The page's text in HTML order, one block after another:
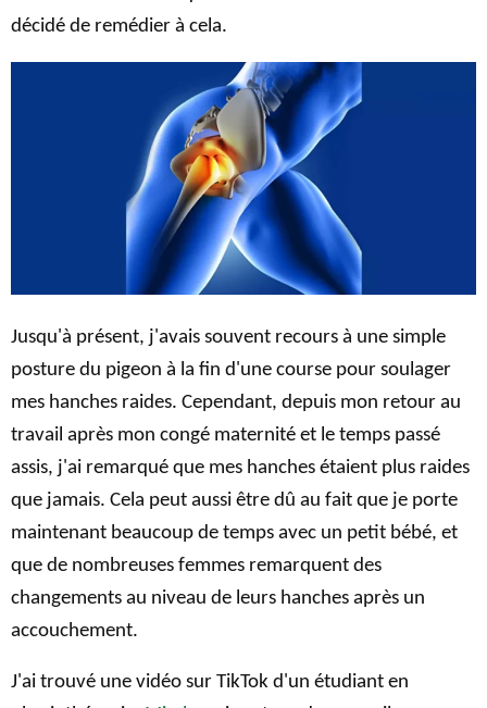
décidé de remédier à cela.
Jusqu'à présent, j'avais souvent recours à une simple
posture du pigeon à la fin d'une course pour soulager
mes hanches raides. Cependant, depuis mon retour au
travail après mon congé maternité et le temps passé
assis, j'ai remarqué que mes hanches étaient plus raides
que jamais. Cela peut aussi être dû au fait que je porte
maintenant beaucoup de temps avec un petit bébé, et
que de nombreuses femmes remarquent des
changements au niveau de leurs hanches après un
accouchement.
J'ai trouvé une vidéo sur TikTok d'un étudiant en